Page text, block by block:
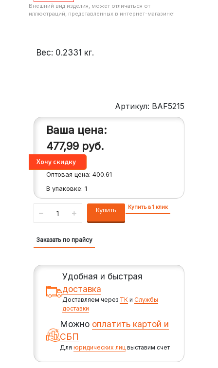
Внешний вид изделия, может отличаться от
иллюстраций, представленных в интернет-магазине!
Вес: 0.2331 кг.
Артикул: BAF5215
Ваша цена:
477,99 руб.
Оптовая цена: 400.61
В упаковке: 1
Купить Купить в 1 клик
Заказать по прайсу
Удобная и быстрая
доставка
Доставляем через ТК иСлужбы
доставки
Можно оплатить картой и
СБП
Дляюридических лиц выставим счет